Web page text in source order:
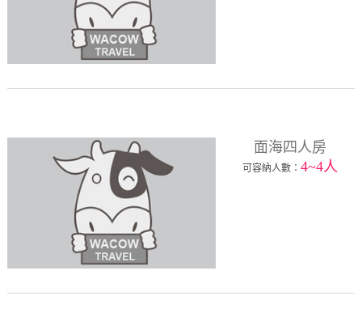
面海四人房
可容納人數：4~4人